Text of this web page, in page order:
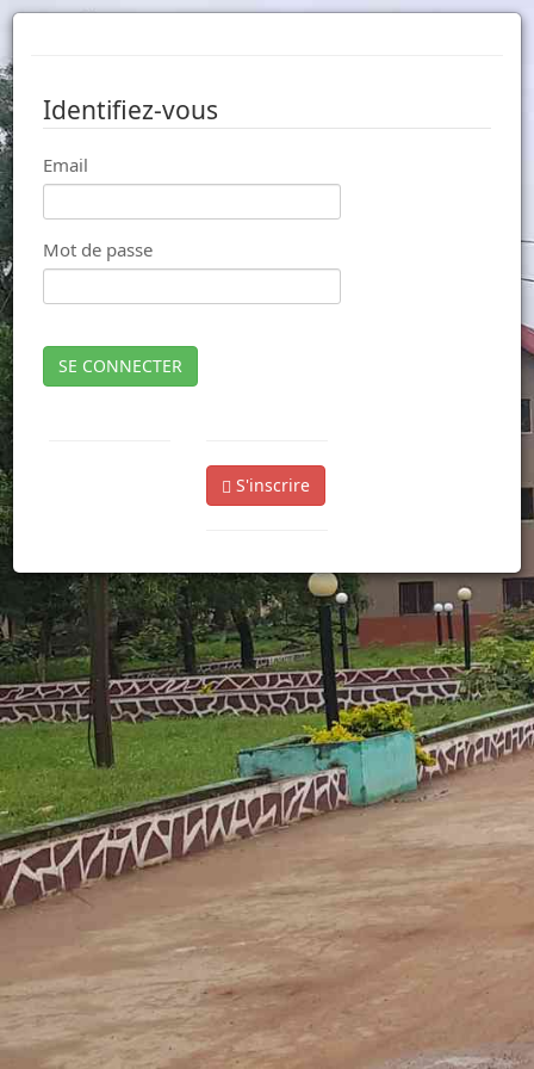
Identifiez-vous
Email
Mot de passe
SE CONNECTER
S'inscrire